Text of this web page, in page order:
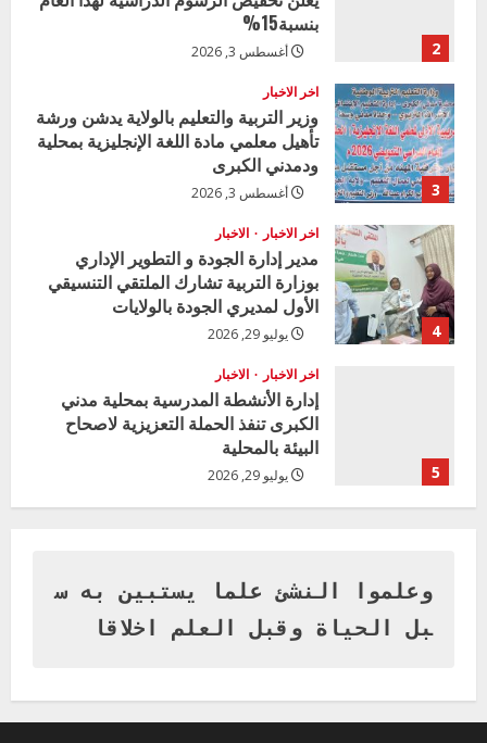
a
d
i
n
g
2
بنسبة15%
أغسطس 3, 2026
3
اخر الاخبار
وزير التربية والتعليم بالولاية يدشن ورشة
تأهيل معلمي مادة اللغة الإنجليزية بمحلية
ودمدني الكبرى
أغسطس 3, 2026
4
اخر الاخبار الاخبار
مدير إدارة الجودة و التطوير الإداري
بوزارة التربية تشارك الملتقي التنسيقي
الأول لمديري الجودة بالولايات
يوليو 29, 2026
5
اخر الاخبار الاخبار
إدارة الأنشطة المدرسية بمحلية مدني
الكبرى تنفذ الحملة التعزيزية لاصحاح
البيئة بالمحلية
يوليو 29, 2026
بنات بمحلية ود مدني الكبرى
أغسطس 3, 2026
يعلن تخفيض الرسوم الدراسية لهذا العام
بنسبة15%
وعلموا النشئ علما يستبين به س
بل الحياة وقبل العلم اخلاقا